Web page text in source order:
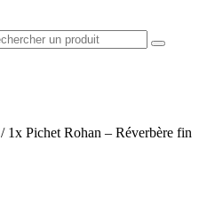
/ 1x Pichet Rohan – Réverbère fin